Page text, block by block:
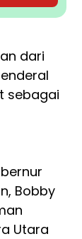
dari
sebagai
Bobby
Utara